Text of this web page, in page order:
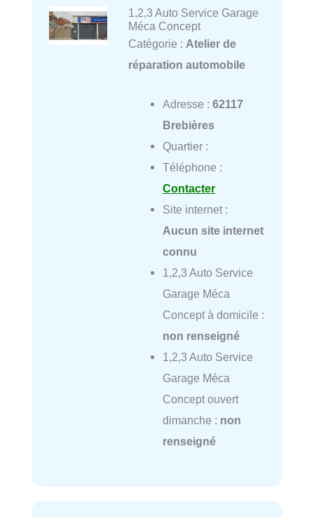
1,2,3 Auto Service Garage
Méca Concept
Catégorie : Atelier de
réparation automobile
Adresse : 62117
Brebières
Quartier :
Téléphone :
Contacter
Site internet :
Aucun site internet
connu
1,2,3 Auto Service
Garage Méca
Concept à domicile :
non renseigné
1,2,3 Auto Service
Garage Méca
Concept ouvert
dimanche : non
renseigné